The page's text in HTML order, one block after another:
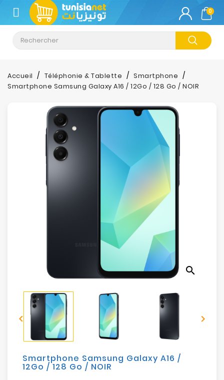
CATÉGORIE
Climatisation
Informatique
Impression
Stockage
Sécurité
Mobilités
0
Accueil Téléphonie & Tablette
Smartphone
Smartphone Samsung Galaxy A16 / 12Go / 128 Go / NOIR
search
 
Smartphone Samsung Galaxy A16 /
12Go / 128 Go / NOIR